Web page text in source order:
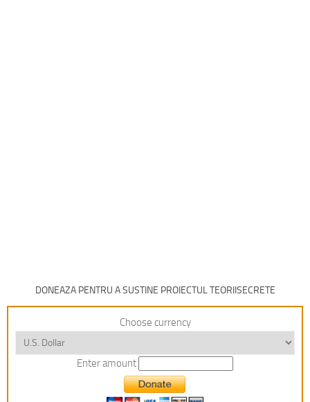
DONEAZA PENTRU A SUSTINE PROIECTUL TEORIISECRETE
Choose currency
Enter amount